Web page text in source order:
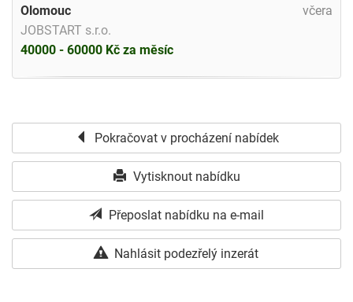
včera
Olomouc
JOBSTART s.r.o.
40000 - 60000 Kč za měsíc
Pokračovat v procházení nabídek
Vytisknout nabídku
Přeposlat nabídku na e-mail
Nahlásit podezřelý inzerát